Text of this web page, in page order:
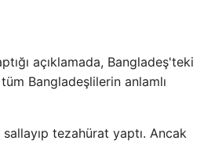
açıklamada, Bangladeş'teki
Bangladeşlilerin anlamlı
tezahürat yaptı. Ancak